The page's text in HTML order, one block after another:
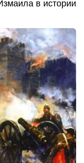
в истории